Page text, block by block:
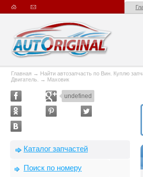
Главная → Найти автозапчасть по Вин. Куплю
Двигатель.
→ Маховик
undefined
Каталог запчастей
Поиск по номеру